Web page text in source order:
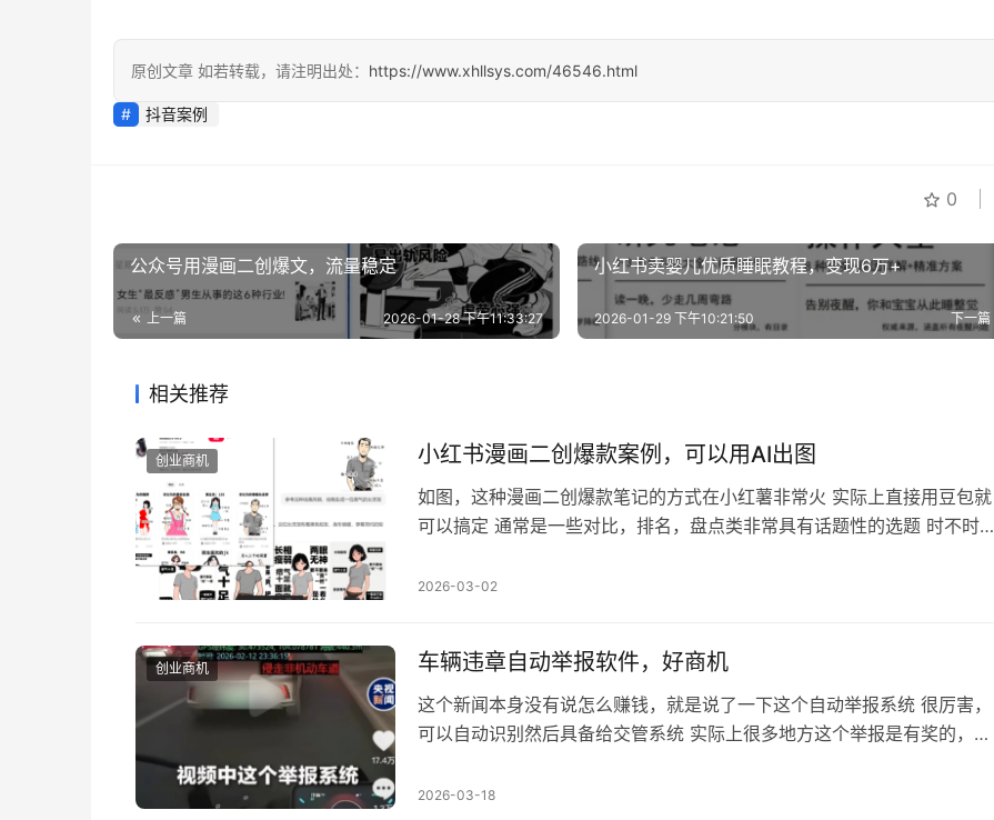
原创文章 如若转载，请注明出处： https://www.xhllsys.com/46546.html
抖音案例
0
公众号用漫画二创爆文，流量稳定
上一篇 2026-01-28 下午11:33:27
小红书卖婴儿优质睡眠教程，变现6万+
下一篇
2026-01-29 下午10:21:50
相关推荐
创业商机 小红书漫画二创爆款案例，可以用AI出图
如图，这种漫画二创爆款笔记的方式在小红薯非常火 实际上直接用豆包就
可以搞定 通常是一些对比，排名，盘点类非常具有话题性的选题 时不时出
2026-03-02
创业商机 车辆违章自动举报软件，好商机
这个新闻本身没有说怎么赚钱，就是说了一下这个自动举报系统 很厉害，
可以自动识别然后具备给交管系统 实际上很多地方这个举报是有奖的，几
自动举报系统了，省时省力 这个需求本身就是商机，分享过来确实有参考
2026-03-18